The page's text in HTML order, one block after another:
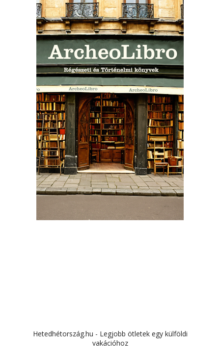
Hetedhétország.hu - Legjobb ötletek egy külföldi
vakációhoz